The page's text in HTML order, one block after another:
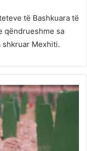
të Bashkuara të
qëndrueshme sa
shkruar Mexhiti.